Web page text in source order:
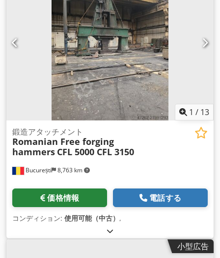
1 / 13
București 8,763 km
鍛造アタッチメント
Romanian Free forging
hammers CFL 5000 CFL 3150
価格情報 電話する
コンディション: 使用可能（中古） ,
小型広告